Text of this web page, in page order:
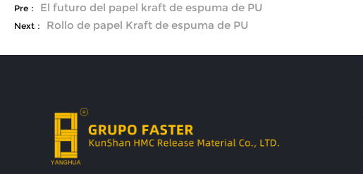
Pre： El futuro del papel kraft de espuma de PU
Next： Rollo de papel Kraft de espuma de PU